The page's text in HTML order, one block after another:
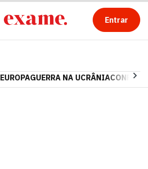
Entrar
EUROPAGUERRA NA UCRÂNIA